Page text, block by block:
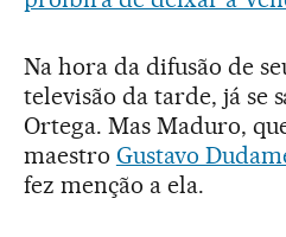
Na hora da difusão de
televisão da tarde, já se
Ortega. Mas Maduro,
maestro Gustavo
fez menção a ela.